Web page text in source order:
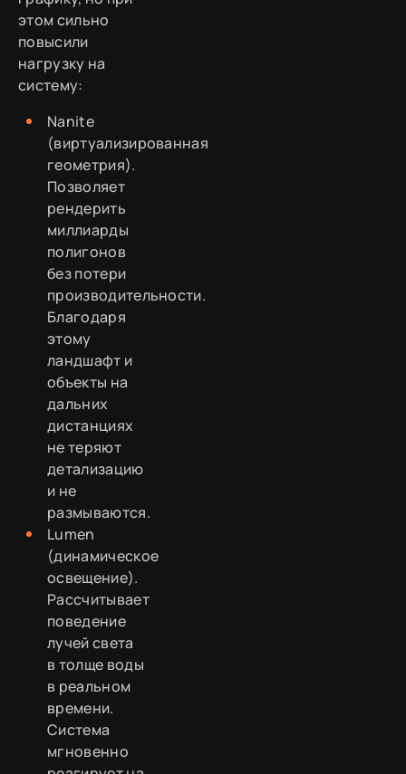
этом сильно
повысили
нагрузку на
систему:
Nanite
(виртуализированная
геометрия).
Позволяет
рендерить
миллиарды
полигонов
без потери
производительности.
Благодаря
этому
ландшафт и
объекты на
дальних
дистанциях
не теряют
детализацию
и не
размываются.
Lumen
(динамическое
освещение).
Рассчитывает
поведение
лучей света
в толще воды
в реальном
времени.
Система
мгновенно